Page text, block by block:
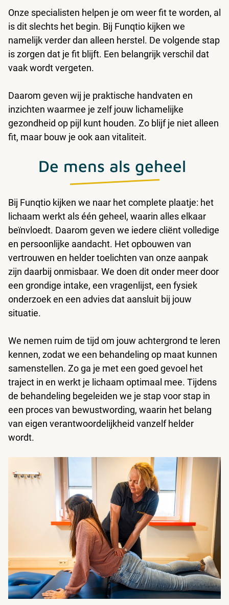
Onze specialisten helpen je om weer fit te worden, al
is dit slechts het begin. Bij Funqtio kijken we
namelijk verder dan alleen herstel. De volgende stap
is zorgen dat je fit blijft. Een belangrijk verschil dat
vaak wordt vergeten.
Daarom geven wij je praktische handvaten en
inzichten waarmee je zelf jouw lichamelijke
gezondheid op pijl kunt houden. Zo blijf je niet alleen
fit, maar bouw je ook aan vitaliteit.
De mens als geheel
Bij Funqtio kijken we naar het complete plaatje: het
lichaam werkt als één geheel, waarin alles elkaar
beïnvloedt. Daarom geven we iedere cliënt volledige
en persoonlijke aandacht. Het opbouwen van
vertrouwen en helder toelichten van onze aanpak
zijn daarbij onmisbaar. We doen dit onder meer door
een grondige intake, een vragenlijst, een fysiek
onderzoek en een advies dat aansluit bij jouw
situatie.
We nemen ruim de tijd om jouw achtergrond te leren
kennen, zodat we een behandeling op maat kunnen
samenstellen. Zo ga je met een goed gevoel het
traject in en werkt je lichaam optimaal mee. Tijdens
de behandeling begeleiden we je stap voor stap in
een proces van bewustwording, waarin het belang
van eigen verantwoordelijkheid vanzelf helder
wordt.